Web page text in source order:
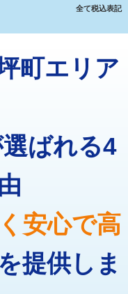
66,000円
27,500円
16,500円
現場見積
33,000円
+3,300円
11,000円
22,000円
33,000円
8,800円～
全て税込表記
町エリア
ばれる4
安心で高
提供しま